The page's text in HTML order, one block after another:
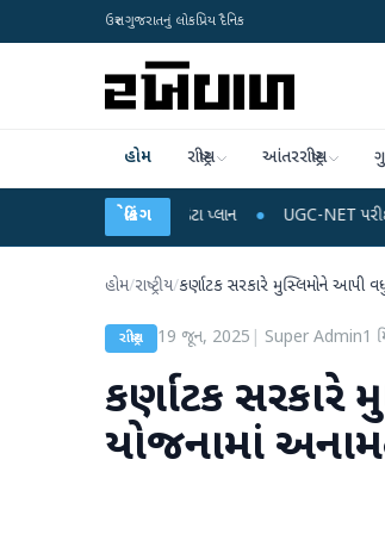
ઉત્તર ગુજરાતનું લોકપ્રિય દૈનિક
હોમ રાષ્ટ્રીય આંતરરાષ્ટ્રીય
બ્રેકિંગ
અને ડેટા પ્લાન UGC-NET પરીક્ષા લીકના
હોમ/રાષ્ટ્રીય/કર્ણાટક સરકારે મુસ્લિમોને આપી
રાષ્ટ્રીય 19 જૂન, 2025 Super Admin1
કર્ણાટક
યોજનામાં